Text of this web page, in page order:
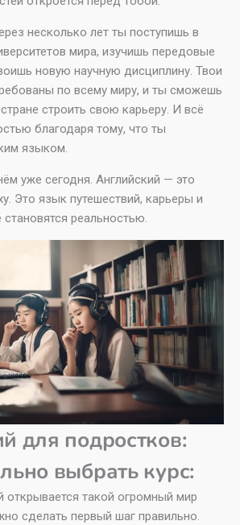
несколько лет ты поступишь в
мира, изучишь передовые
новую научную дисциплину. Твои
по всему миру, и ты сможешь
строить свою карьеру. И всё
благодаря тому, что ты
языком.
уже сегодня. Английский — это
Это язык путешествий, карьеры и
реальностью.
для подростков:
выбрать курс:
открывается такой огромный мир
сделать первый шаг правильно.